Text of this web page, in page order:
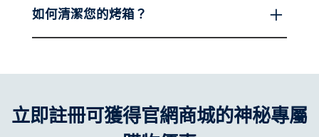
如何清潔您的烤箱？
立即註冊可獲得官網商城的神秘專屬